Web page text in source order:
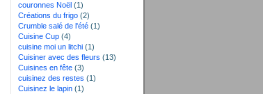
couronnes Noël (1)
Créations du frigo (2)
Crumble salé de l'été (1)
Cuisine Cup (4)
cuisine moi un litchi (1)
Cuisiner avec des fleurs (13)
Cuisines en fête (3)
cuisinez des restes (1)
Cuisinez le lapin (1)